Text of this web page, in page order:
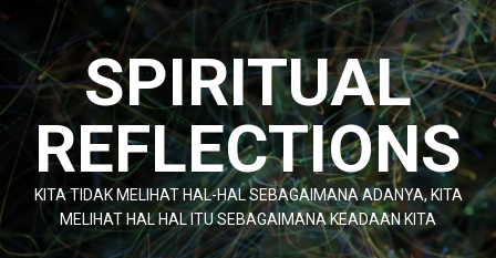
Skip
content
SPIRITUAL
REFLECTIONS
KITA TIDAK MELIHAT HAL-HAL SEBAGAIMANA ADANYA, KITA
MELIHAT HAL HAL ITU SEBAGAIMANA KEADAAN KITA